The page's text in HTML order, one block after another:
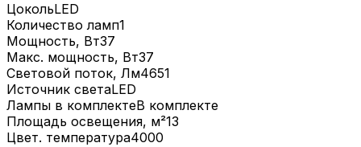
ЦокольLED
Количество ламп1
Мощность, Вт37
Макс. мощность, Вт37
Световой поток, Лм4651
Источник светаLED
Лампы в комплектеВ комплекте
Площадь освещения, м²13
Цвет. температура4000